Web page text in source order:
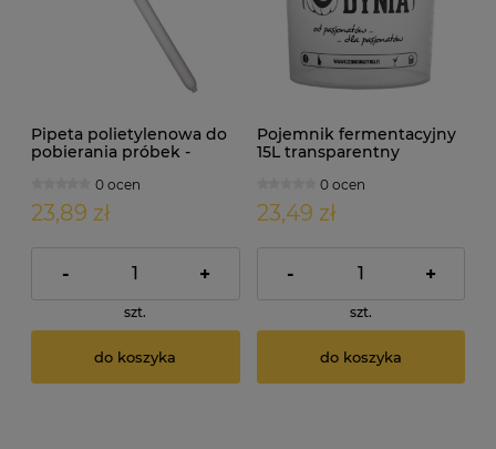
Pipeta polietylenowa do
pobierania próbek -
0 ocen
23,89 zł
- +
szt.
do koszyka
Pojemnik fermentacyjny
15L transparentny
0 ocen
23,49 zł
- +
szt.
do koszyka